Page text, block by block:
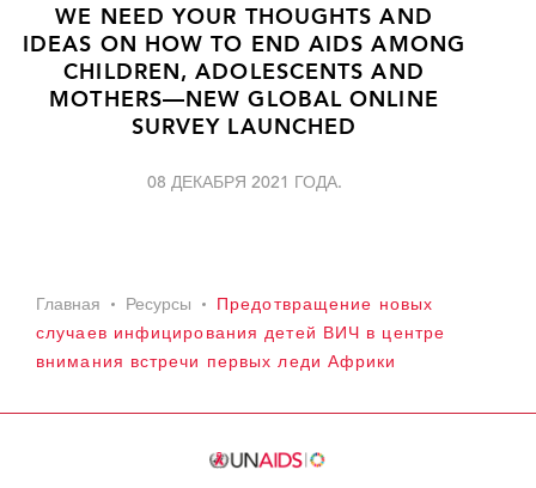
WE NEED YOUR THOUGHTS AND
IDEAS ON HOW TO END AIDS AMONG
CHILDREN, ADOLESCENTS AND
MOTHERS—NEW GLOBAL ONLINE
SURVEY LAUNCHED
08 ДЕКАБРЯ 2021 ГОДА.
Главная Ресурсы
Предотвращение новых
случаев инфицирования детей ВИЧ в центре
внимания встречи первых леди Африки